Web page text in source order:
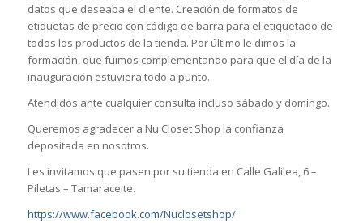
datos que deseaba el cliente. Creación de formatos de
etiquetas de precio con código de barra para el etiquetado de
todos los productos de la tienda. Por último le dimos la
formación, que fuimos complementando para que el día de la
inauguración estuviera todo a punto.
Atendidos ante cualquier consulta incluso sábado y domingo.
Queremos agradecer a Nu Closet Shop la confianza
depositada en nosotros.
Les invitamos que pasen por su tienda en Calle Galilea, 6 –
Piletas – Tamaraceite.
https://www.facebook.com/Nuclosetshop/